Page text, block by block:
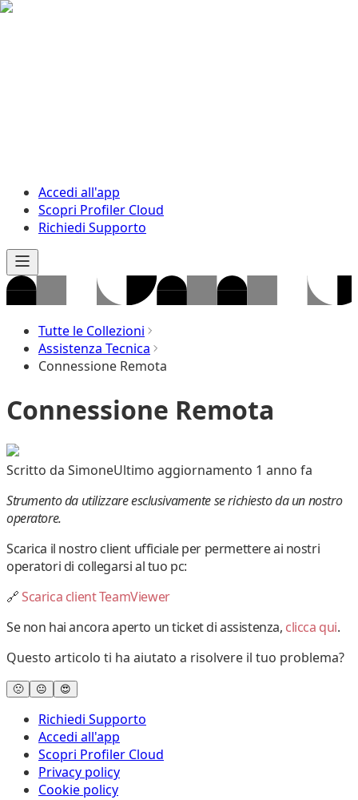
Accedi all'app
Scopri Profiler Cloud
Richiedi Supporto
Tutte le Collezioni
Assistenza Tecnica
Connessione Remota
Connessione Remota
Scritto da SimoneUltimo aggiornamento 1 anno fa
Strumento da utilizzare esclusivamente se richiesto da un nostro
operatore.
Scarica il nostro client ufficiale per permettere ai nostri
operatori di collegarsi al tuo pc:
🔗Scarica client TeamViewer
Se non hai ancora aperto un ticket di assistenza, clicca qui.
Questo articolo ti ha aiutato a risolvere il tuo problema?
🙁 😐 😍
Richiedi Supporto
Accedi all'app
Scopri Profiler Cloud
Privacy policy
Cookie policy